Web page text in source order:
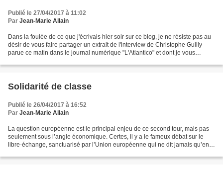
Publié le 27/04/2017 à 11:02
Par Jean-Marie Allain
Dans la foulée de ce que j'écrivais hier soir sur ce blog, je ne résiste pas au
désir de vous faire partager un extrait de l'interview de Christophe Guilly
parue ce matin dans le journal numérique "L'Atlantico" et dont je vous
Solidarité de classe
Publié le 26/04/2017 à 16:52
Par Jean-Marie Allain
La question européenne est le principal enjeu de ce second tour, mais pas
seulement sous l’angle économique. Certes, il y a le fameux débat sur le
libre-échange, sanctuarisé par l’Union européenne qui ne dit jamais qu’en